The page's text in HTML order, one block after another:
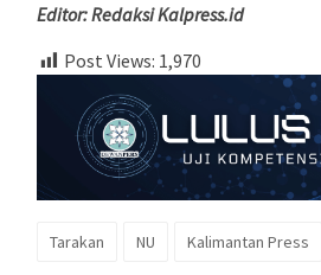
Editor: Redaksi Kalpress.id
Post Views: 1,970
Tarakan NU Kalimantan Press